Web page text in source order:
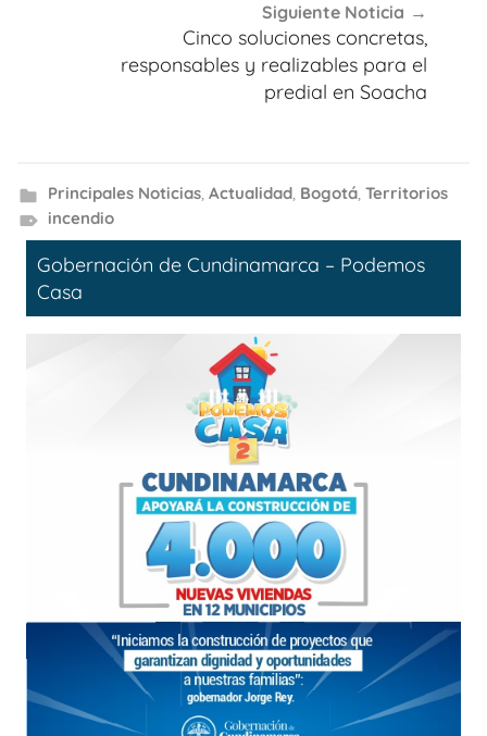
Siguiente Noticia
Cinco soluciones concretas,
responsables y realizables para el
predial en Soacha
Principales Noticias, Actualidad, Bogotá, Territorios
incendio
Gobernación de Cundinamarca – Podemos
Casa